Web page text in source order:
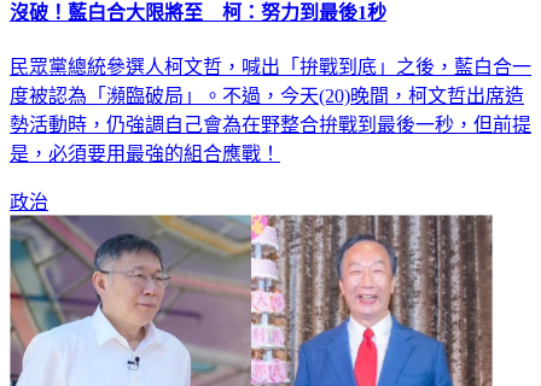
沒破！藍白合大限將至 柯：努力到最後1秒
民眾黨總統參選人柯文哲，喊出「拚戰到底」之後，藍白合一
度被認為「瀕臨破局」。不過，今天(20)晚間，柯文哲出席造
勢活動時，仍強調自己會為在野整合拚戰到最後一秒，但前提
是，必須要用最強的組合應戰！
政治